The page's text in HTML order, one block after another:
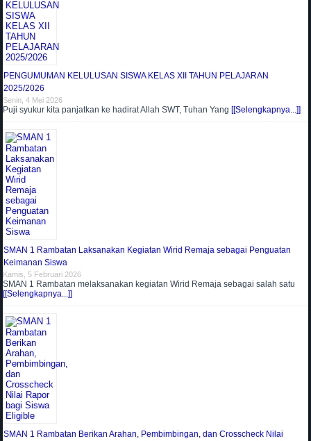
PENGUMUMAN KELULUSAN SISWA KELAS XII TAHUN PELAJARAN
2025/2026
Senin, 4 Mei 2026
Puji syukur kita panjatkan ke hadirat Allah SWT, Tuhan Yang [[Selengkapnya...]]
SMAN 1 Rambatan Laksanakan Kegiatan Wirid Remaja sebagai Penguatan
Keimanan Siswa
Kamis, 5 Februari 2026
SMAN 1 Rambatan melaksanakan kegiatan Wirid Remaja sebagai salah satu
[[Selengkapnya...]]
SMAN 1 Rambatan Berikan Arahan, Pembimbingan, dan Crosscheck Nilai